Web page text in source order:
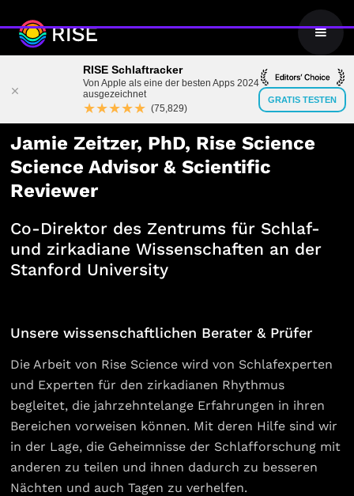
RISE Schlaftracker
Von Apple als eine der besten Apps 2024
ausgezeichnet
★★★★★ (75,829)
GRATIS TESTEN
Jamie Zeitzer, PhD, Rise Science
Science Advisor & Scientific
Reviewer
Co-Direktor des Zentrums für Schlaf-
und zirkadiane Wissenschaften an der
Stanford University
Unsere wissenschaftlichen Berater & Prüfer
Die Arbeit von Rise Science wird von Schlafexperten
und Experten für den zirkadianen Rhythmus
begleitet, die jahrzehntelange Erfahrungen in ihren
Bereichen vorweisen können. Mit deren Hilfe sind wir
in der Lage, die Geheimnisse der Schlafforschung mit
anderen zu teilen und ihnen dadurch zu besseren
Nächten und auch Tagen zu verhelfen.